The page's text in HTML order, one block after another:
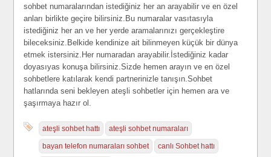
sohbet numaralarından istediğiniz her an arayabilir ve en özel
anları birlikte geçire bilirsiniz.Bu numaralar vasıtasıyla
istediğiniz her an ve her yerde aramalarınızı gerçekleştire
bileceksiniz.Belkide kendinize ait bilinmeyen küçük bir dünya
etmek istersiniz.Her numaradan arayabilir.İstediğiniz kadar
doyasıyas konuşa bilirsiniz.Sizde hemen arayın ve en özel
sohbetlere katılarak kendi partnerinizle tanışın.Sohbet
hatlarında seni bekleyen ateşli sohbetler için hemen ara ve
şaşırmaya hazır ol.
ateşli sohbet hattı ateşli sohbet numaraları
bayan telefon numaraları sohbet canlı Sohbet hattı